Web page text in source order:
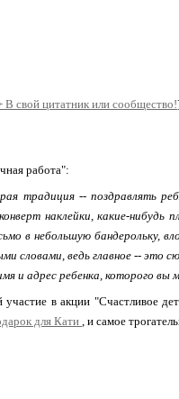
В свой цитатник или сообщество!
работа":
традиция -- поздравлять
наклейки, какие-нибудь
в небольшую бандерольку,
словами, ведь главное -- это
и адрес ребенка, которого
в акции "Счастливое
для Кати , и самое